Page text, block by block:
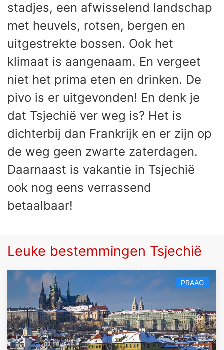
stadjes, een afwisselend landschap
met heuvels, rotsen, bergen en
uitgestrekte bossen. Ook het
klimaat is aangenaam. En vergeet
niet het prima eten en drinken. De
pivo is er uitgevonden! En denk je
dat Tsjechië ver weg is? Het is
dichterbij dan Frankrijk en er zijn op
de weg geen zwarte zaterdagen.
Daarnaast is vakantie in Tsjechië
ook nog eens verrassend
betaalbaar!
Leuke bestemmingen Tsjechië
PRAAG